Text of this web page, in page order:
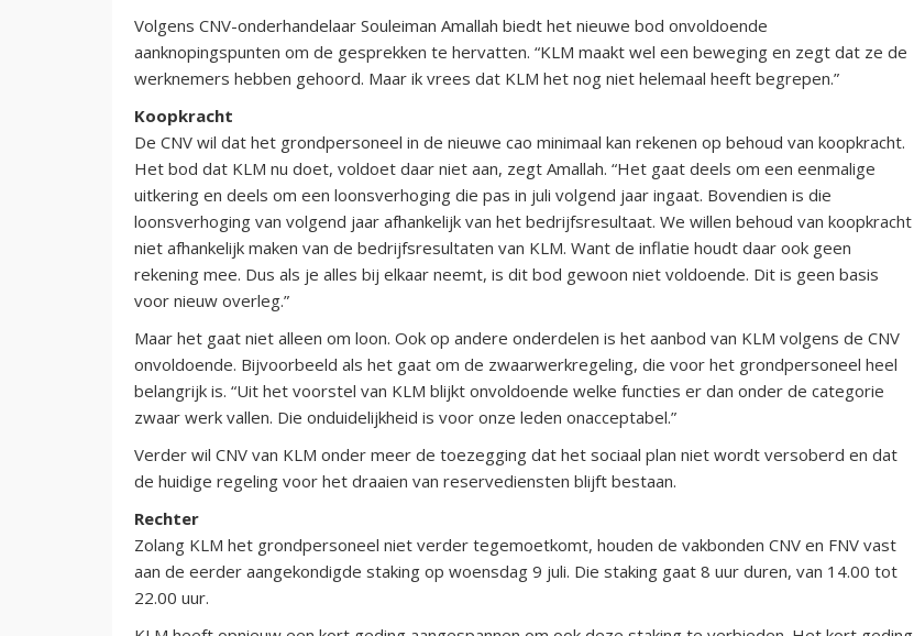
Volgens CNV-onderhandelaar Souleiman Amallah biedt het nieuwe bod onvoldoende
aanknopingspunten om de gesprekken te hervatten. “KLM maakt wel een beweging en zegt dat ze de
werknemers hebben gehoord. Maar ik vrees dat KLM het nog niet helemaal heeft begrepen.”
Koopkracht
De CNV wil dat het grondpersoneel in de nieuwe cao minimaal kan rekenen op behoud van koopkracht.
Het bod dat KLM nu doet, voldoet daar niet aan, zegt Amallah. “Het gaat deels om een eenmalige
uitkering en deels om een loonsverhoging die pas in juli volgend jaar ingaat. Bovendien is die
loonsverhoging van volgend jaar afhankelijk van het bedrijfsresultaat. We willen behoud van koopkracht
niet afhankelijk maken van de bedrijfsresultaten van KLM. Want de inflatie houdt daar ook geen
rekening mee. Dus als je alles bij elkaar neemt, is dit bod gewoon niet voldoende. Dit is geen basis
voor nieuw overleg.”
Maar het gaat niet alleen om loon. Ook op andere onderdelen is het aanbod van KLM volgens de CNV
onvoldoende. Bijvoorbeeld als het gaat om de zwaarwerkregeling, die voor het grondpersoneel heel
belangrijk is. “Uit het voorstel van KLM blijkt onvoldoende welke functies er dan onder de categorie
zwaar werk vallen. Die onduidelijkheid is voor onze leden onacceptabel.”
Verder wil CNV van KLM onder meer de toezegging dat het sociaal plan niet wordt versoberd en dat
de huidige regeling voor het draaien van reservediensten blijft bestaan.
Rechter
Zolang KLM het grondpersoneel niet verder tegemoetkomt, houden de vakbonden CNV en FNV vast
aan de eerder aangekondigde staking op woensdag 9 juli. Die staking gaat 8 uur duren, van 14.00 tot
22.00 uur.